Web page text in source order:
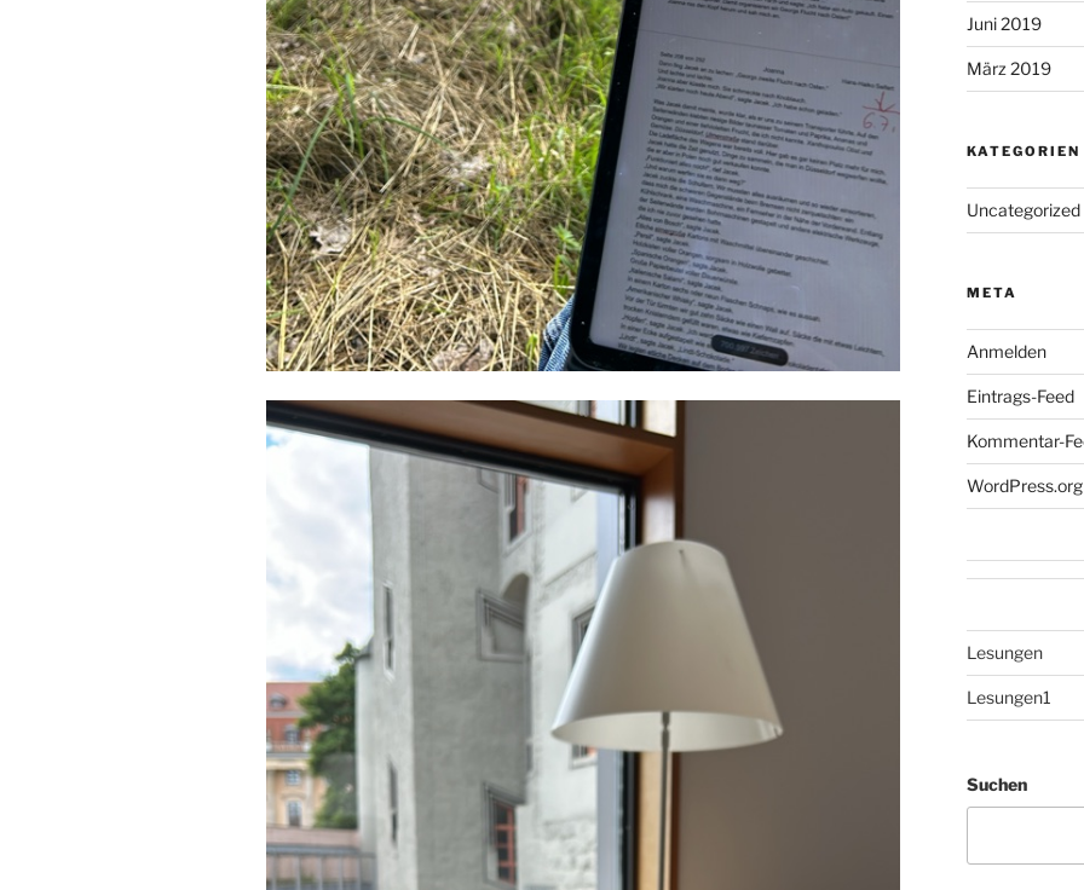
Juni 2019
März 2019
KATEGORIEN
Uncategorized
META
Anmelden
Eintrags-Feed
Kommentar-
WordPress.org
Lesungen
Lesungen1
Suchen